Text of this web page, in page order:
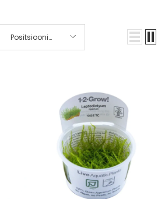
Positsiooni